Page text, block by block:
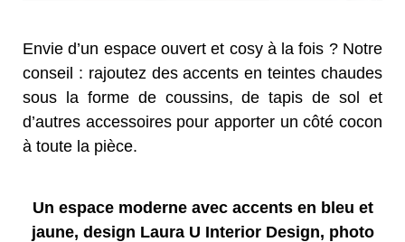
Envie d’un espace ouvert et cosy à la fois ? Notre
conseil : rajoutez des accents en teintes chaudes
sous la forme de coussins, de tapis de sol et
d’autres accessoires pour apporter un côté cocon
à toute la pièce.
Un espace moderne avec accents en bleu et
jaune, design Laura U Interior Design, photo